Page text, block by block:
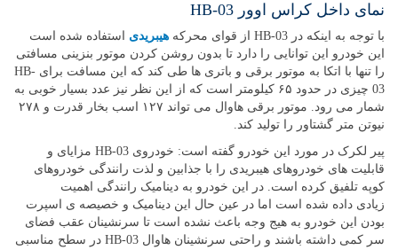
نمای داخل کراس اوور HB-03
با توجه به اینکه در HB-03 از قوای محرکه هیبریدی
استفاده شده است
این خودرو این توانایی را دارد تا بدون روشن کردن موتور بنزینی مسافتی
را تنها با اتکا به موتور برقی و باتری ها طی کند که این مسافت برای HB-
03 چیزی در حدود ۶۵ کیلومتر است که از این نظر نیز عدد بسیار خوبی به
شمار می رود. موتور برقی هاوال می تواند ۱۲۷ اسب بخار قدرت و ۲۷۸
نیوتن متر گشتاور را تولید کند.
پیر لکرک در مورد این خودرو گفته است: خودروی HB-03 مزایای و
قابلیت های خودروهای هیبریدی را با جذابین و لذت رانندگی خودروهای
کوپه تلفیق کرده است. در این خودرو به دینامیک رانندگی اهمیت
زیادی داده شده است اما در عین حال این دینامیک و خصیصه ی اسپرت
بودن این خودرو به هیج وجه باعث نشده است تا سرنشینان عقب فضای
سر کمی داشته باشند و راحتی سرنشینان هاوال HB-03 در سطح مناسبی